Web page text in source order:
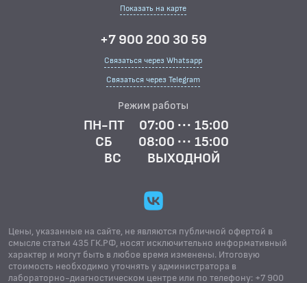
Показать на карте
+7 900 200 30 59
Связаться через Whatsapp
Связаться через Telegram
Режим работы
ПН-ПТ
07:00 ··· 15:00
СБ
08:00 ··· 15:00
ВС
ВЫХОДНОЙ
Цены, указанные на сайте, не являются публичной офертой в
смысле статьи 435 ГК.РФ, носят исключительно информативный
характер и могут быть в любое время изменены. Итоговую
стоимость необходимо уточнять у администратора в
лабораторно-диагностическом центре или по телефону: +7 900